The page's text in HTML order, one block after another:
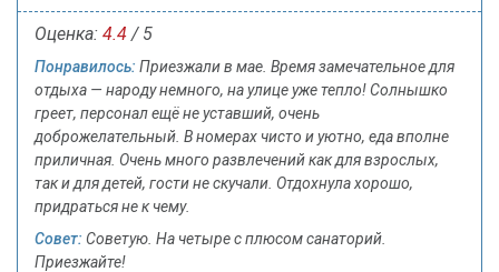
Оценка: 4.4 / 5
Понравилось: Приезжали в мае. Время замечательное для
отдыха — народу немного, на улице уже тепло! Солнышко
греет, персонал ещё не уставший, очень
доброжелательный. В номерах чисто и уютно, еда вполне
приличная. Очень много развлечений как для взрослых,
так и для детей, гости не скучали. Отдохнула хорошо,
придраться не к чему.
Совет: Советую. На четыре с плюсом санаторий.
Приезжайте!